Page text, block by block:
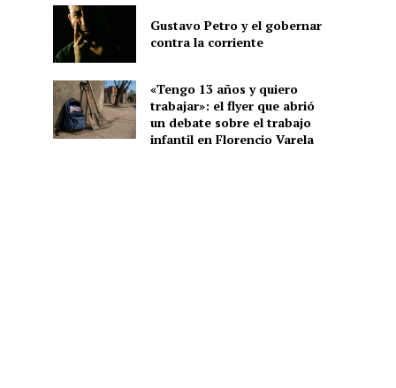
Gustavo Petro y el gobernar
contra la corriente
«Tengo 13 años y quiero
trabajar»: el flyer que abrió
un debate sobre el trabajo
infantil en Florencio Varela